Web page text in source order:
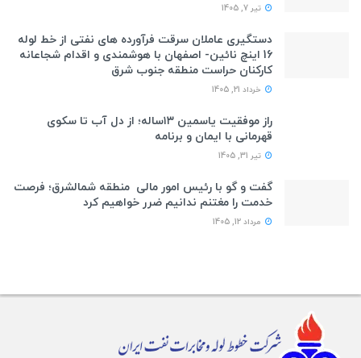
تیر 7, 1405
دستگیری عاملان سرقت فرآورده های نفتی از خط لوله
16 اینچ نائین- اصفهان با هوشمندی و اقدام شجاعانه
کارکنان حراست منطقه جنوب شرق
خرداد 21, 1405
راز موفقیت یاسمین ۱۳ساله؛ از دل آب تا سکوی
قهرمانی با ایمان و برنامه
تیر 31, 1405
گفت و گو با رئیس امور مالی منطقه شمالشرق؛ فرصت
خدمت را مغتنم ندانیم ضرر خواهیم کرد
مرداد 12, 1405